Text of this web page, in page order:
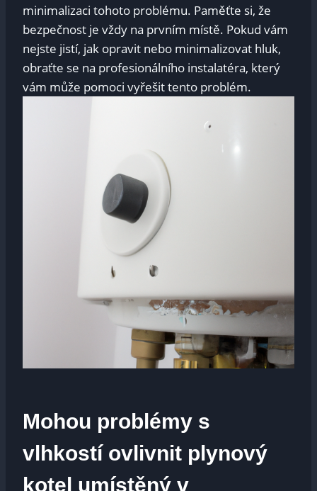
minimalizaci tohoto problému. Paměťte si, že
bezpečnost je vždy na prvním místě. Pokud vám
nejste jistí, jak opravit nebo minimalizovat hluk,
obraťte se na profesionálního instalatéra, který
vám může pomoci vyřešit tento problém.
Mohou problémy s
vlhkostí ovlivnit plynový
kotel umístěný v